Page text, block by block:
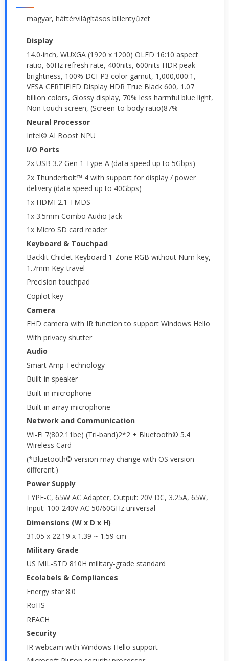
magyar, háttérvilágításos billentyűzet
Display
14.0-inch, WUXGA (1920 x 1200) OLED 16:10 aspect
ratio, 60Hz refresh rate, 400nits, 600nits HDR peak
brightness, 100% DCI-P3 color gamut, 1,000,000:1,
VESA CERTIFIED Display HDR True Black 600, 1.07
billion colors, Glossy display, 70% less harmful blue light,
Non-touch screen, (Screen-to-body ratio)87%
Neural Processor
Intel© AI Boost NPU
I/O Ports
2x USB 3.2 Gen 1 Type-A (data speed up to 5Gbps)
2x Thunderbolt™ 4 with support for display / power
delivery (data speed up to 40Gbps)
1x HDMI 2.1 TMDS
1x 3.5mm Combo Audio Jack
1x Micro SD card reader
Keyboard & Touchpad
Backlit Chiclet Keyboard 1-Zone RGB without Num-key,
1.7mm Key-travel
Precision touchpad
Copilot key
Camera
FHD camera with IR function to support Windows Hello
With privacy shutter
Audio
Smart Amp Technology
Built-in speaker
Built-in microphone
Built-in array microphone
Network and Communication
Wi-Fi 7(802.11be) (Tri-band)2*2 + Bluetooth© 5.4
Wireless Card
(*Bluetooth© version may change with OS version
different.)
Power Supply
TYPE-C, 65W AC Adapter, Output: 20V DC, 3.25A, 65W,
Input: 100-240V AC 50/60GHz universal
Dimensions (W x D x H)
31.05 x 22.19 x 1.39 ~ 1.59 cm
Military Grade
US MIL-STD 810H military-grade standard
Ecolabels & Compliances
Energy star 8.0
RoHS
REACH
Security
IR webcam with Windows Hello support